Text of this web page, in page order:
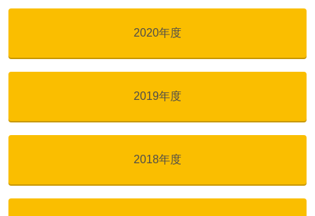
2020年度
2019年度
2018年度